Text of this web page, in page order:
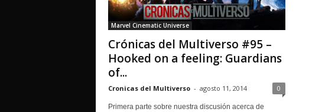
Marvel Cinematic Universe
Crónicas del Multiverso #95 –
Hooked on a feeling: Guardians
of...
Cronicas del Multiverso - agosto 11, 2014 0
Primera parte sobre nuestra discusión acerca de